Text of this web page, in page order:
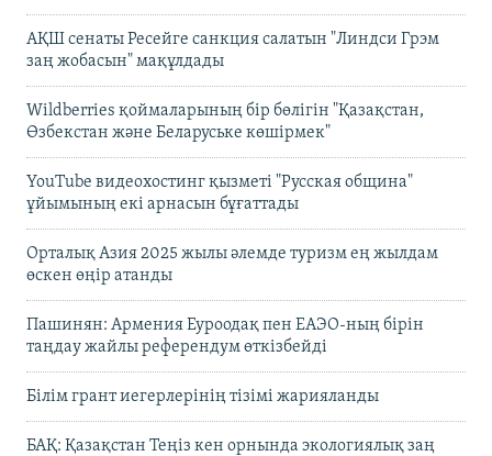
АҚШ сенаты Ресейге санкция салатын "Линдси Грэм
заң жобасын" мақұлдады
Wildberries қоймаларының бір бөлігін "Қазақстан,
Өзбекстан және Беларуське көшірмек"
YouTube видеохостинг қызметі "Русская община"
ұйымының екі арнасын бұғаттады
Орталық Азия 2025 жылы әлемде туризм ең жылдам
өскен өңір атанды
Пашинян: Армения Еуроодақ пен ЕАЭО-ның бірін
таңдау жайлы референдум өткізбейді
Білім грант иегерлерінің тізімі жарияланды
БАҚ: Қазақстан Теңіз кен орнында экологиялық заң